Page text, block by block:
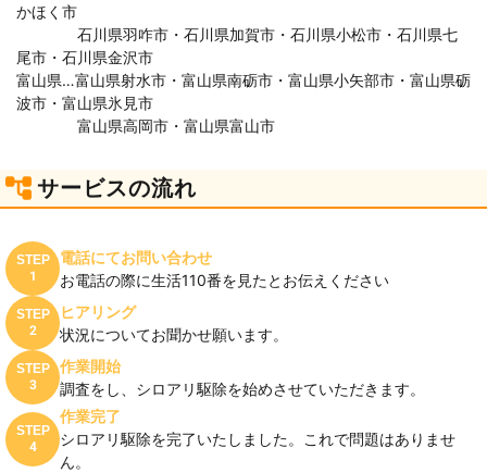
かほく市
石川県羽咋市・石川県加賀市・石川県小松市・石川県七
尾市・石川県金沢市
富山県…富山県射水市・富山県南砺市・富山県小矢部市・富山県砺
波市・富山県氷見市
富山県高岡市・富山県富山市
サービスの流れ
STEP
1
電話にてお問い合わせ
お電話の際に生活110番を見たとお伝えください
STEP
2
ヒアリング
状況についてお聞かせ願います。
STEP
3
作業開始
調査をし、シロアリ駆除を始めさせていただきます。
STEP
4
作業完了
シロアリ駆除を完了いたしました。これで問題はありませ
ん。